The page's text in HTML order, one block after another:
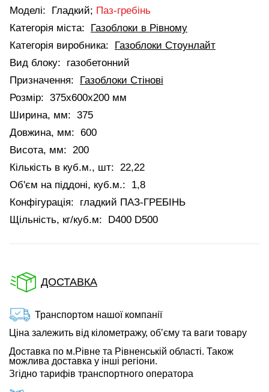
Моделі:
Гладкий; Паз-гребінь
Категорія міста:
Газоблоки в Рівному
Категорія виробника:
Газоблоки Стоунлайт
Вид блоку:
газобетонний
Призначення:
Газоблоки Стінові
Розмір: 375x600x200 мм
Ширина, мм: 375
Довжина, мм: 600
Висота, мм: 200
Кількість в куб.м., шт: 22,22
Об'єм на піддоні, куб.м.:
1,8
Конфігурація:
гладкий ПАЗ-ГРЕБІНЬ
Щільність, кг/куб.м:
D400 D500
ДОСТАВКА
Транспортом нашої компанії
Ціна залежить від кілометражу, об’єму та ваги товару
Доставка по м.Рівне та Рівненській області. Також
можлива доставка у інші регіони.
Згідно тарифів транспортного оператора